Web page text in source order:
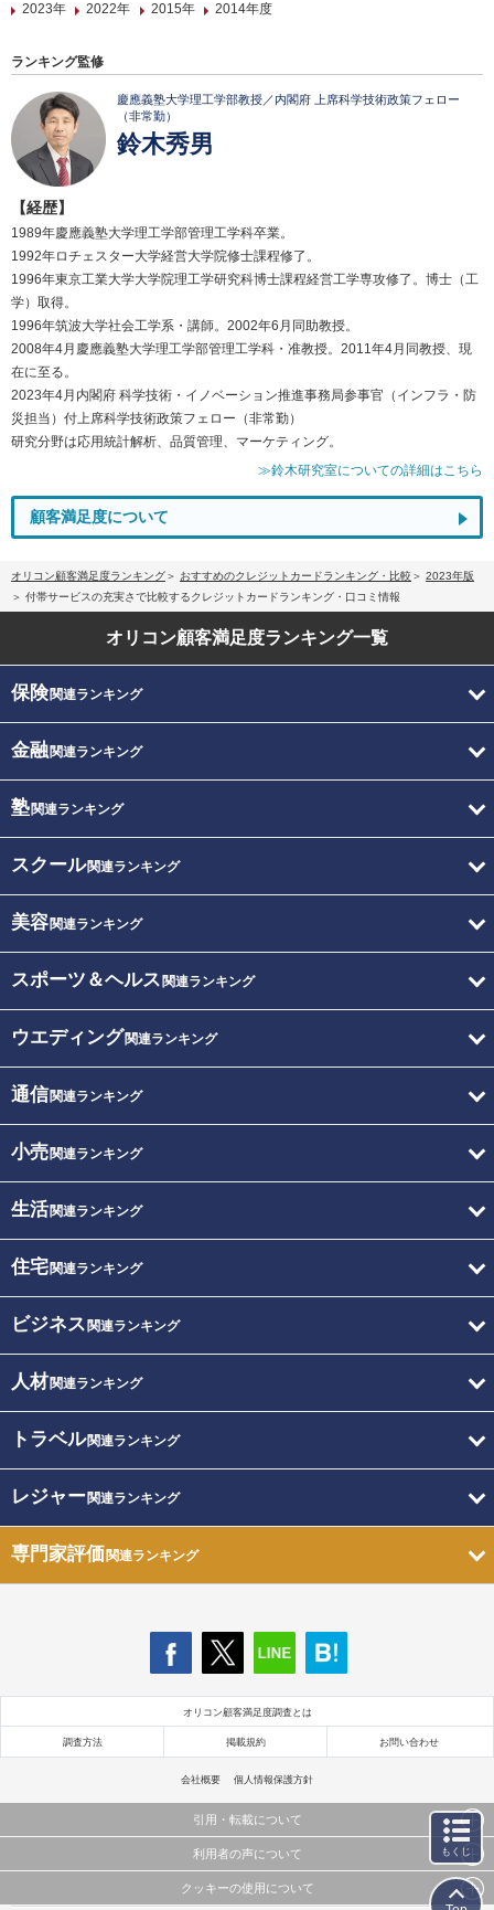
2023年
2022年 2015年 2014年度
ランキング監修
慶應義塾大学理工学部教授／内閣府 上席科学技術政策フェロー
（非常勤）
鈴木秀男
【経歴】
1989年慶應義塾大学理工学部管理工学科卒業。
1992年ロチェスター大学経営大学院修士課程修了。
1996年東京工業大学大学院理工学研究科博士課程経営工学専攻修了。博士（工
学）取得。
1996年筑波大学社会工学系・講師。2002年6月同助教授。
2008年4月慶應義塾大学理工学部管理工学科・准教授。2011年4月同教授、現
在に至る。
2023年4月内閣府 科学技術・イノベーション推進事務局参事官（インフラ・防
災担当）付上席科学技術政策フェロー（非常勤）
研究分野は応用統計解析、品質管理、マーケティング。
≫鈴木研究室についての詳細はこちら
顧客満足度について
オリコン顧客満足度ランキング おすすめのクレジットカードランキング・比較
2023年版
付帯サービスの充実さで比較するクレジットカードランキング・口コミ情報
オリコン顧客満足度ランキング一覧
保険関連ランキング
金融関連ランキング
塾関連ランキング
スクール関連ランキング
美容関連ランキング
スポーツ＆ヘルス 関連ランキング
ウエディング関連ランキング
通信関連ランキング
小売関連ランキング
生活関連ランキング
住宅関連ランキング
ビジネス 関連ランキング
人材関連ランキング
トラベル関連ランキング
レジャー関連ランキング
専門家評価関連ランキング
オリコン顧客満足度調査とは
調査方法 掲載規約 お問い合わせ
会社概要 個人情報保護方針
引用・転載について
当サイトで公開されている情報（文字、写真、イラスト、画像データ等）及びこれらの配置・
これらの情報を権利者の許可なく無断転載・複製などの二次利用を行うことは固く禁じており
利用者の声について
当サイトに掲載している内容はすべてサービスの利用者が提出された見解・感想です。
クッキーの使用について
もくじ